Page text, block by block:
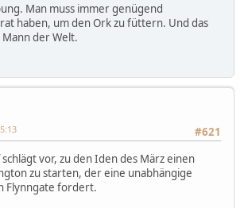
Man muss immer genügend
haben, um den Ork zu füttern. Und das
der Welt.
#621
schlägt vor, zu den Iden des März einen
zu starten, der eine unabhängige
Flynngate fordert.